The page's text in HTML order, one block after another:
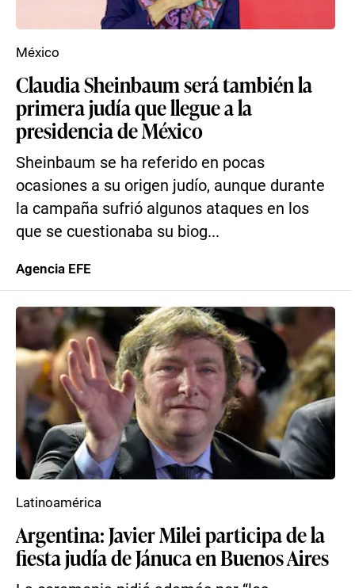
Claudia Sheinbaum será también la
primera judía que llegue a la
presidencia de México
Sheinbaum se ha referido en pocas
ocasiones a su origen judío, aunque durante
la campaña sufrió algunos ataques en los
que se cuestionaba su biog...
México
Agencia EFE
Argentina: Javier Milei participa de la
fiesta judía de Jánuca en Buenos Aires
Latinoamérica